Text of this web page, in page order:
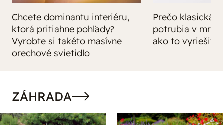
Chcete dominantu interiéru,
ktorá pritiahne pohľady?
Vyrobte si takéto masívne
orechové svietidlo
potrubia v
ako to vyriešiť